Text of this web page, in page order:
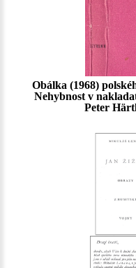
Obálka (1968)
Nehybnost v
Peter